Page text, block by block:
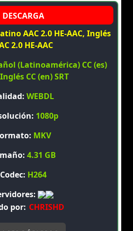
AAC 2.0 HE-AAC, Inglés
2.0 HE-AAC
(Latinoamérica) CC (es)
CC (en) SRT
WEBDL
1080p
MKV
4.31 GB
Codec: H264
por: CHRISHD